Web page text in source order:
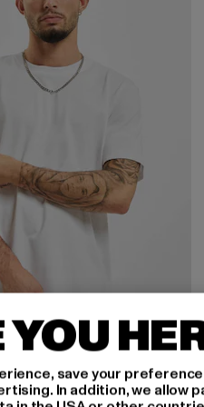
save your
In addition, we allow